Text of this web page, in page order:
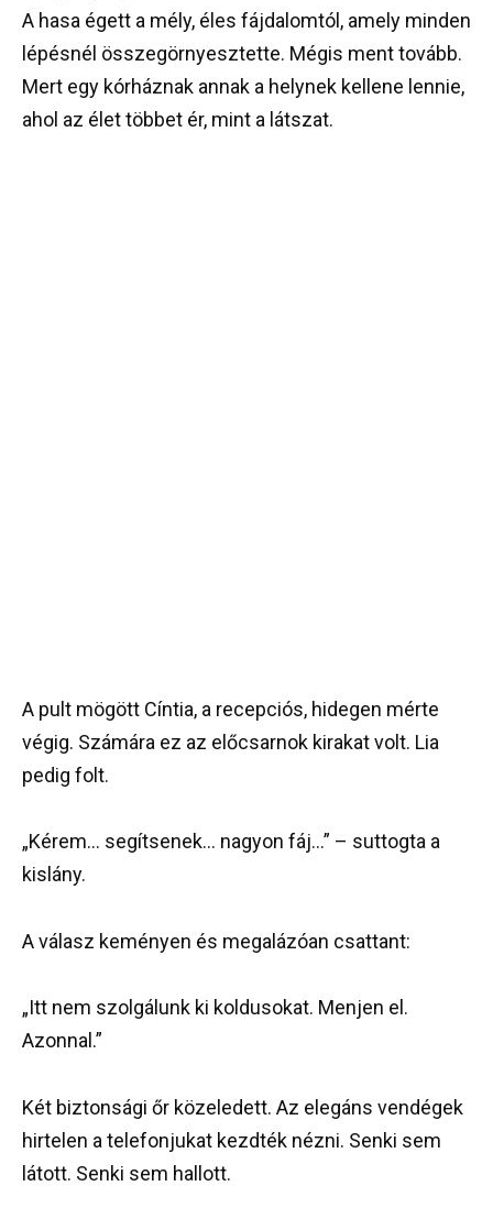
A hasa égett a mély, éles fájdalomtól, amely minden
lépésnél összegörnyesztette. Mégis ment tovább.
Mert egy kórháznak annak a helynek kellene lennie,
ahol az élet többet ér, mint a látszat.
A pult mögött Cíntia, a recepciós, hidegen mérte
végig. Számára ez az előcsarnok kirakat volt. Lia
pedig folt.
„Kérem… segítsenek… nagyon fáj…” – suttogta a
kislány.
A válasz keményen és megalázóan csattant:
„Itt nem szolgálunk ki koldusokat. Menjen el.
Azonnal.”
Két biztonsági őr közeledett. Az elegáns vendégek
hirtelen a telefonjukat kezdték nézni. Senki sem
látott. Senki sem hallott.